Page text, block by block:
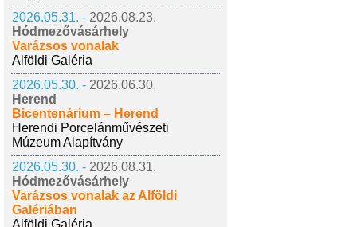
2026.05.31. - 2026.08.23.
Hódmezővásárhely
Varázsos vonalak
Alföldi Galéria
2026.05.30. - 2026.06.30.
Herend
Bicentenárium – Herend
Herendi Porcelánművészeti
Múzeum Alapítvány
2026.05.30. - 2026.08.31.
Hódmezővásárhely
Varázsos vonalak az Alföldi
Galériában
Alföldi Galéria